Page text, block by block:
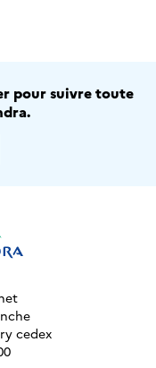
pour suivre toute
cedex